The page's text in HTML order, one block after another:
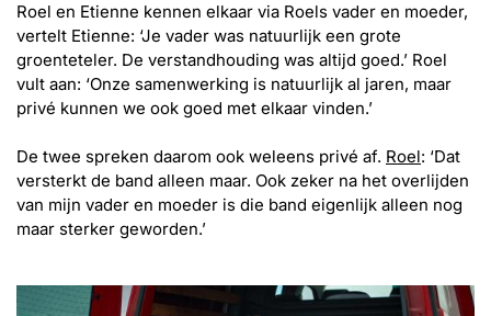
Facebook
Instagram
Roel en Etienne kennen elkaar via Roels vader en moeder,
vertelt Etienne: ‘Je vader was natuurlijk een grote
groenteteler. De verstandhouding was altijd goed.’ Roel
vult aan: ‘Onze samenwerking is natuurlijk al jaren, maar
privé kunnen we ook goed met elkaar vinden.’
De twee spreken daarom ook weleens privé af. Roel: ‘Dat
versterkt de band alleen maar. Ook zeker na het overlijden
van mijn vader en moeder is die band eigenlijk alleen nog
maar sterker geworden.’